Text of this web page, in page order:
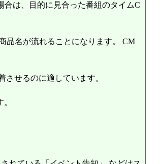
は、目的に見合った番組のタイムC
品名が流れることになります。 CM
せるのに適しています。